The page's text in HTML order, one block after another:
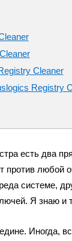
Cleaner
Registry
есть два
против любой
системе,
Я знаю и
Иногда,